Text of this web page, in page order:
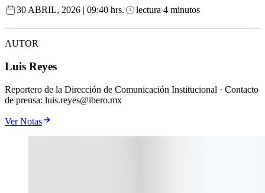
30 ABRIL, 2026 | 09:40 hrs. lectura 4 minutos
AUTOR
Luis Reyes
Reportero de la Dirección de Comunicación Institucional · Contacto
de prensa: luis.reyes@ibero.mx
Ver Notas